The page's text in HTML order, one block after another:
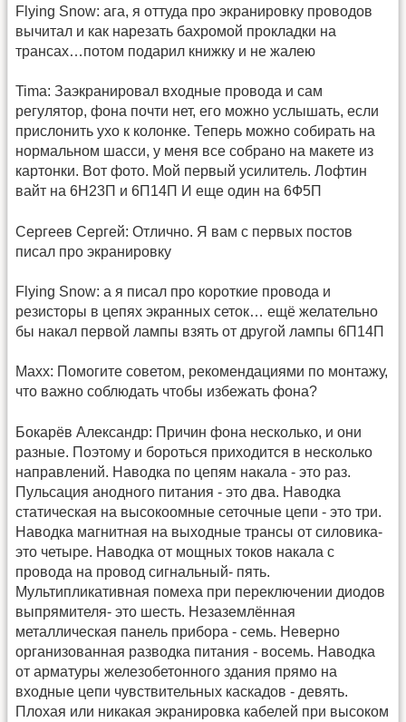
Flying Snow: ага, я оттуда про экранировку проводов
вычитал и как нарезать бахромой прокладки на
трансах…потом подарил книжку и не жалею
Tima: Заэкранировал входные провода и сам
регулятор, фона почти нет, его можно услышать, если
прислонить ухо к колонке. Теперь можно собирать на
нормальном шасси, у меня все собрано на макете из
картонки. Вот фото. Мой первый усилитель. Лофтин
вайт на 6Н23П и 6П14П И еще один на 6Ф5П
Сергеев Сергей: Отлично. Я вам с первых постов
писал про экранировку
Flying Snow: а я писал про короткие провода и
резисторы в цепях экранных сеток… ещё желательно
бы накал первой лампы взять от другой лампы 6П14П
Maxx: Помогите советом, рекомендациями по монтажу,
что важно соблюдать чтобы избежать фона?
Бокарёв Александр: Причин фона несколько, и они
разные. Поэтому и бороться приходится в несколько
направлений. Наводка по цепям накала - это раз.
Пульсация анодного питания - это два. Наводка
статическая на высокоомные сеточные цепи - это три.
Наводка магнитная на выходные трансы от силовика-
это четыре. Наводка от мощных токов накала с
провода на провод сигнальный- пять.
Мультипликативная помеха при переключении диодов
выпрямителя- это шесть. Незаземлённая
металлическая панель прибора - семь. Неверно
организованная разводка питания - восемь. Наводка
от арматуры железобетонного здания прямо на
входные цепи чувствительных каскадов - девять.
Плохая или никакая экранировка кабелей при высоком